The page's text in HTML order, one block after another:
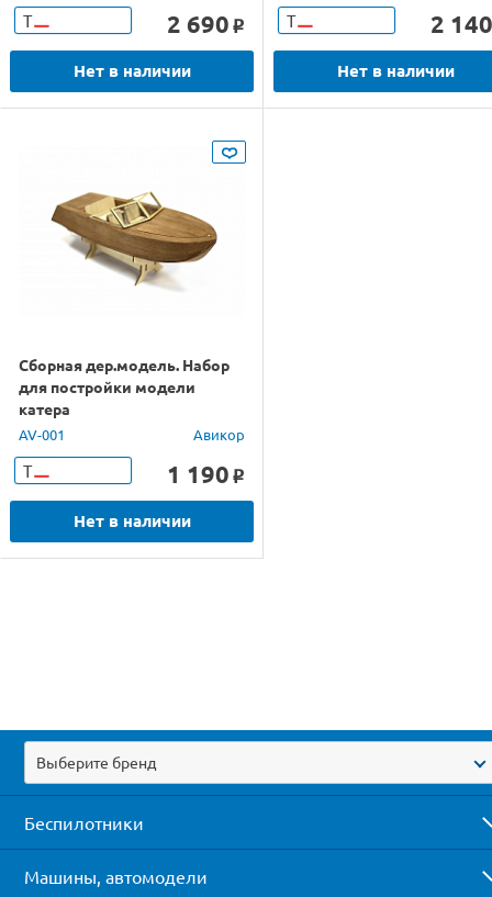
Т 2 690 o
Нет в наличии
Т 2 140
Нет в наличии
Сборная дер.модель. Набор
для постройки модели
катера
AV-001 Авикор
Т 1 190 o
Нет в наличии
Выберите бренд
Беспилотники
Машины, автомодели